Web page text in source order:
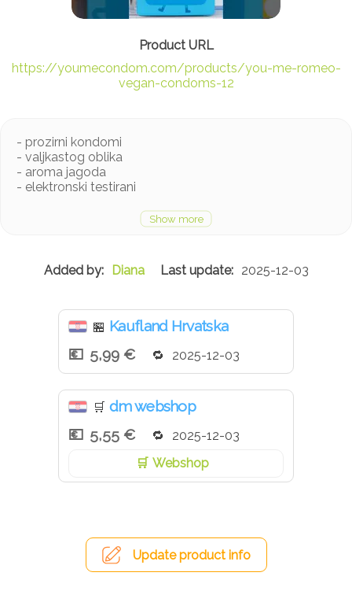
https://youmecondom.com/products/you-me-romeo-
vegan-condoms-12
- prozirni kondomi
- valjkastog oblika
- aroma jagoda
- elektronski testirani
Kondomi you&me su prozirni i glatki.
Lubrikantni kondomi imaju rezervoar i valjkastog su
Kondomi you&me imaju dodanu aromu jagoda.
Elektronički su testirani.
Diana 2025-12-03
🏪 Kaufland Hrvatska
5,99 €
2025-12-03
🛒 dm webshop
5,55 €
2025-12-03
Webshop
Update product info